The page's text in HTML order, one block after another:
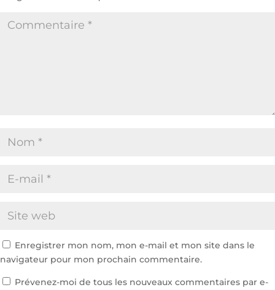
Enregistrer mon nom, mon e-mail et mon site dans le
navigateur pour mon prochain commentaire.
Prévenez-moi de tous les nouveaux commentaires par e-